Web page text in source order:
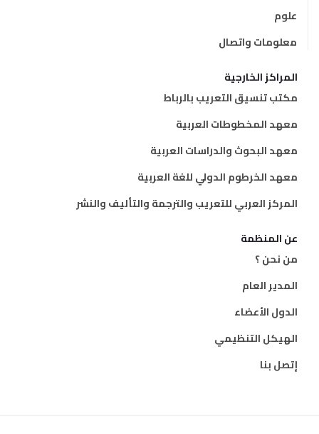
علوم
معلومات واتصال
المراكز الخارجية
مكتب تنسيق التعريب بالرباط
معهد المخطوطات العربية
معهد البحوث والدراسات العربية
معهد الخرطوم الدولي للغة العربية
المركز العربي للتعريب والترجمة والتأليف والنشر
عن المنظمة
من نحن ؟
المدير العام
الدول الأعضاء
الهيكل التنظيمي
إتصل بنا